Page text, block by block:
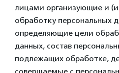
лицами организующие и
обработку персональных
определяющие цели
данных, состав
подлежащих обработке,